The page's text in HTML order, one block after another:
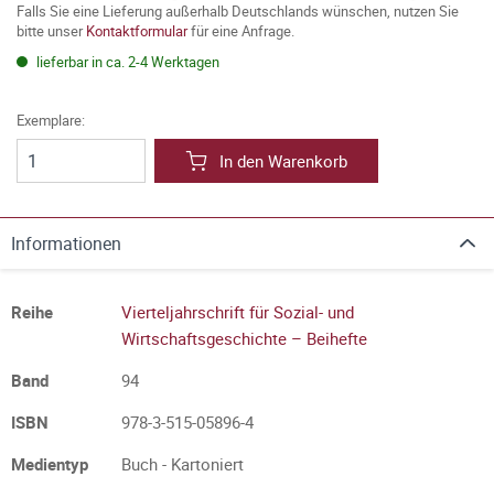
Falls Sie eine Lieferung außerhalb Deutschlands wünschen, nutzen Sie
bitte unserKontaktformularfür eine Anfrage.
lieferbar in ca. 2-4 Werktagen
Exemplare:
In den Warenkorb
Informationen
Reihe
Vierteljahrschrift für Sozial- und
Wirtschaftsgeschichte – Beihefte
Band
94
ISBN
978-3-515-05896-4
Medientyp
Buch - Kartoniert